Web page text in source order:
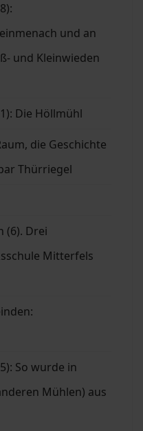
und an
und Kleinwieden
Die Höllmühl
die Geschichte
Thürriegel
(6). Drei
Mitterfels
So wurde in
Mühlen) aus